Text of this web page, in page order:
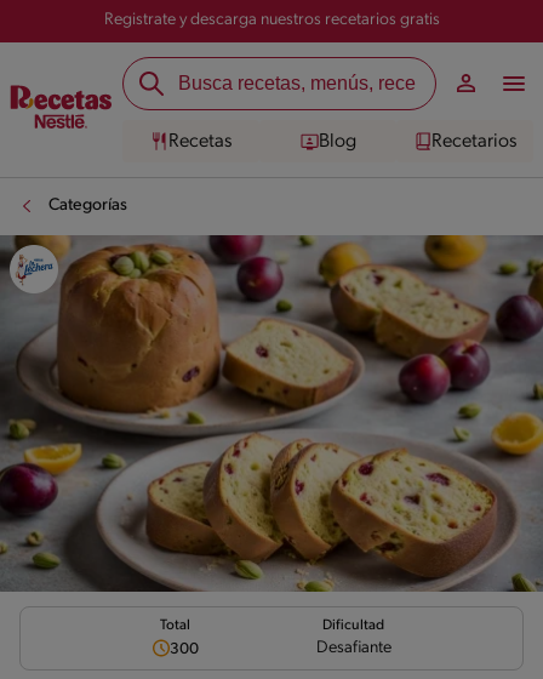
Registrate y descarga nuestros recetarios gratis
Recetas Blog Recetarios
Categorías
Total
300
Dificultad
Desafiante